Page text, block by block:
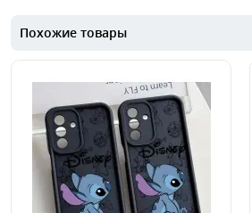
Похожие товары